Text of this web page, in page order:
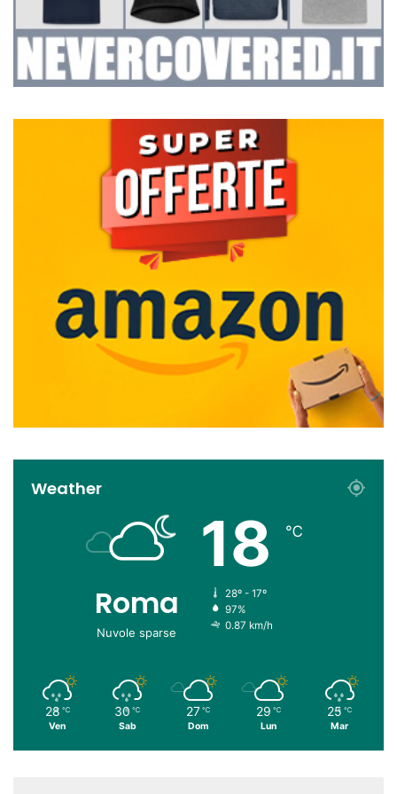
Weather
Roma
Nuvole sparse
18 ℃
28º - 17º
97%
0.87 km/h
28 ℃
Ven
30 ℃
Sab
27 ℃
Dom
29 ℃
Lun
25 ℃
Mar